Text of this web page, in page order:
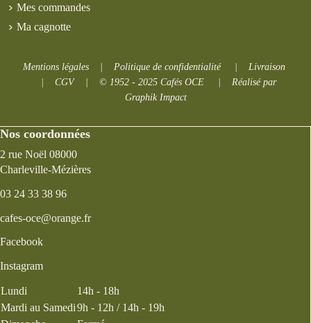
Mes commandes
Ma cagnotte
Mentions légales Politique de confidentialité| Livraison
CGV| © 1952 - 2025 Cafés OCE| Réalisé par
Graphik Impact
Nos coordonnées
2 rue Noël 08000
Charleville-Mézières
03 24 33 38 96
cafes-oce@orange.fr
Facebook
Instagram
Lundi
14h - 18h
Mardi au Samedi9h - 12h / 14h - 19h